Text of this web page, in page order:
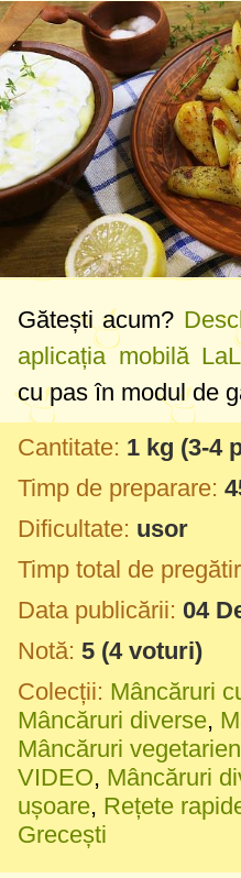
Gătești acum?
aplicația mobilă
cu pas în modul de
Cantitate: 1 kg (3-4
Timp de preparare:
Dificultate: usor
Timp total de
Data publicării: 04
Notă: 5 (4voturi)
Colecții: Mâncăruri
Mâncăruri diverse,
Mâncăruri
VIDEO, Mâncăruri
ușoare, Rețete
Grecești